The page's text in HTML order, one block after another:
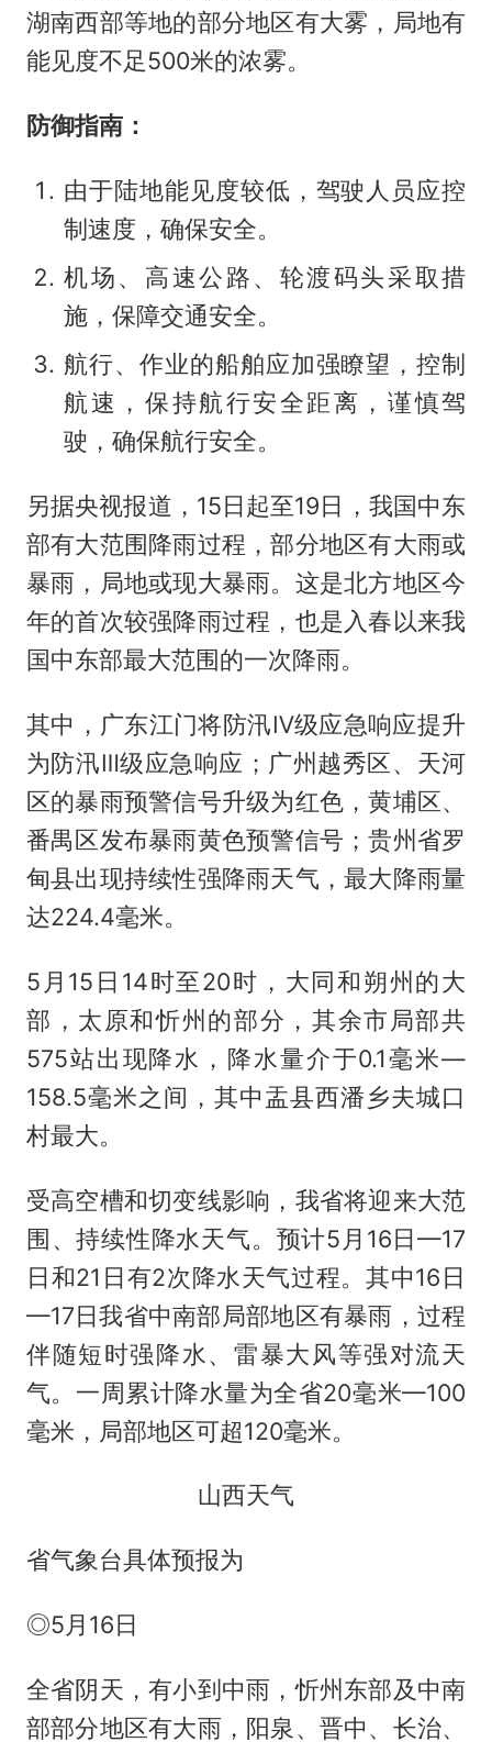
湖南西部等地的部分地区有大雾，局地有
能见度不足500米的浓雾。
防御指南：
由于陆地能见度较低，驾驶人员应控
制速度，确保安全。
机场、高速公路、轮渡码头采取措
施，保障交通安全。
航行、作业的船舶应加强瞭望，控制
航速，保持航行安全距离，谨慎驾
驶，确保航行安全。
另据央视报道，15日起至19日，我国中东
部有大范围降雨过程，部分地区有大雨或
暴雨，局地或现大暴雨。这是北方地区今
年的首次较强降雨过程，也是入春以来我
国中东部最大范围的一次降雨。
其中，广东江门将防汛Ⅳ级应急响应提升
为防汛Ⅲ级应急响应；广州越秀区、天河
区的暴雨预警信号升级为红色，黄埔区、
番禺区发布暴雨黄色预警信号；贵州省罗
甸县出现持续性强降雨天气，最大降雨量
达224.4毫米。
5月15日14时至20时，大同和朔州的大
部，太原和忻州的部分，其余市局部共
575站出现降水，降水量介于0.1毫米—
158.5毫米之间，其中盂县西潘乡夫城口
村最大。
受高空槽和切变线影响，我省将迎来大范
围、持续性降水天气。预计5月16日—17
日和21日有2次降水天气过程。其中16日
—17日我省中南部局部地区有暴雨，过程
伴随短时强降水、雷暴大风等强对流天
气。一周累计降水量为全省20毫米—100
毫米，局部地区可超120毫米。
山西天气
省气象台具体预报为
◎5月16日
全省阴天，有小到中雨，忻州东部及中南
部部分地区有大雨，阳泉、晋中、长治、